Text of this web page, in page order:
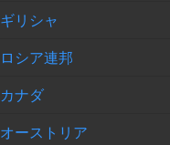
ギリシャ
ロシア連邦
カナダ
オーストリア